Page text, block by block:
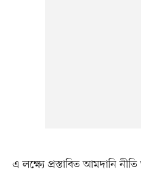
এ লক্ষ্যে প্রস্তাবিত আমদানি